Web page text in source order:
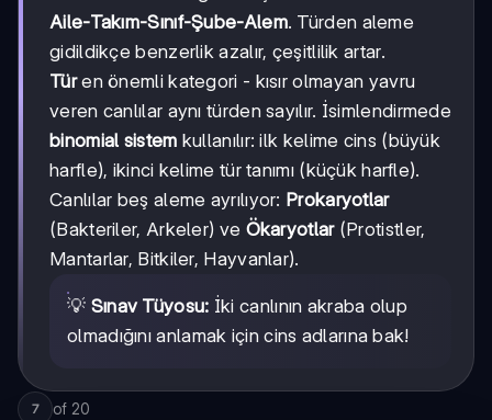
Aile-Takım-Sınıf-Şube-Alem. Türden aleme
gidildikçe benzerlik azalır, çeşitlilik artar.
Türen önemli kategori - kısır olmayan yavru
veren canlılar aynı türden sayılır. İsimlendirmede
binomial sistem kullanılır: ilk kelime cins (büyük
harfle), ikinci kelime tür tanımı (küçük harfle).
Canlılar beş aleme ayrılıyor: Prokaryotlar
(Bakteriler, Arkeler) ve Ökaryotlar(Protistler,
Mantarlar, Bitkiler, Hayvanlar).
💡 Sınav Tüyosu: İki canlının akraba olup
olmadığını anlamak için cins adlarına bak!
7 of 20